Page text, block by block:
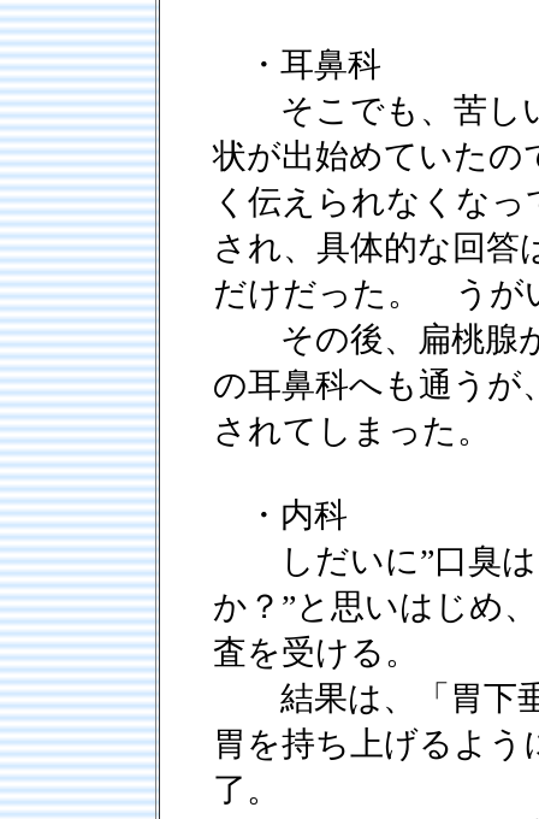
・耳鼻科
そこでも、苦しい
状が出始めていたの
く伝えられなくな
され、具体的な回答
だけだった。 うが
その後、扁桃腺が
の耳鼻科へも通うが
されてしまった。
・内科
しだいに”口臭は
か？”と思いはじめ
査を受ける。
結果は、「胃下垂
胃を持ち上げるよ
了。